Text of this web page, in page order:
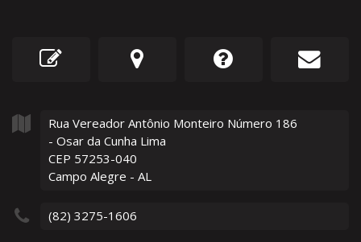
Rua Vereador Antônio Monteiro Número 186
- Osar da Cunha Lima
CEP 57253-040
Campo Alegre - AL
(82) 3275-1606